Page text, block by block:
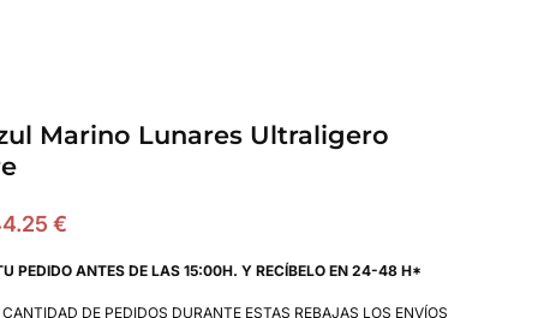
Marino Lunares Ultraligero
€
PEDIDO ANTES DE LAS 15:00H. Y RECÍBELO EN 24-48 H*
DE PEDIDOS DURANTE ESTAS REBAJAS LOS ENVÍOS